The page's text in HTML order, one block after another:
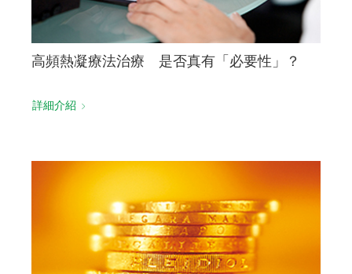
高頻熱凝療法治療 是否真有「必要性」？
詳細介紹